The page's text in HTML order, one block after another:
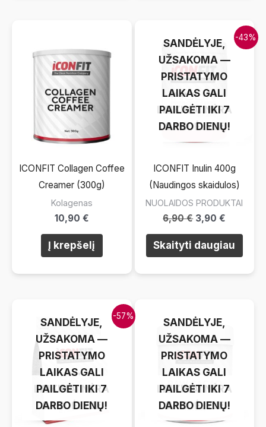
Pasirinkimus
puslapyje.
ICONFIT Collagen Coffee
Creamer (300g)
Kolagenas
10,90 €
Į krepšelį
-43%
LAIKINAI NĖRA
SANDĖLYJE
SANDĖLYJE,
UŽSAKOMA —
PRISTATYMO
LAIKAS GALI
PAILGĖTI IKI 7
DARBO DIENŲ!
ICONFIT Inulin 400g
(Naudingos skaidulos)
NUOLAIDOS PRODUKTAI
6,90€ Original
was:
6,90 €.
3,90€
is:
3,90 €.
Skaityti daugiau
-57%
LAIKINAI NĖRA
SANDĖLYJE
SANDĖLYJE,
UŽSAKOMA —
PRISTATYMO
LAIKAS GALI
PAILGĖTI IKI 7
DARBO DIENŲ!
LAIKINAI NĖRA
SANDĖLYJE
SANDĖLYJE,
UŽSAKOMA —
PRISTATYMO
LAIKAS GALI
PAILGĖTI IKI 7
DARBO DIENŲ!